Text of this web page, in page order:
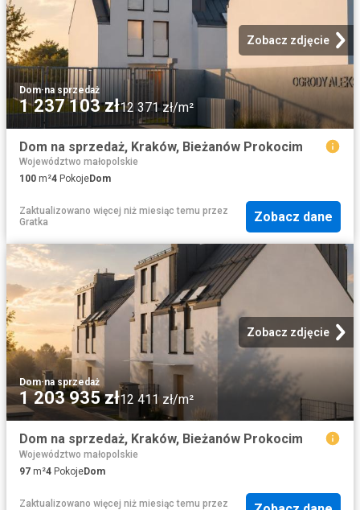
Zobacz zdjęcie
Dom·na sprzedaż
1 237 103 zł12 371 zł/m²
Dom na sprzedaż, Kraków, Bieżanów Prokocim
Województwo małopolskie
100 m²4 PokojeDom
Zaktualizowano więcej niż miesiąc temu przez
Gratka
Zobacz dane
Zobacz zdjęcie
Dom·na sprzedaż
1 203 935 zł12 411 zł/m²
Dom na sprzedaż, Kraków, Bieżanów Prokocim
Województwo małopolskie
97 m²4 PokojeDom
Zaktualizowano więcej niż miesiąc temu przez